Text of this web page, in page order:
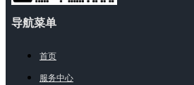
导航菜单
首页
服务中心